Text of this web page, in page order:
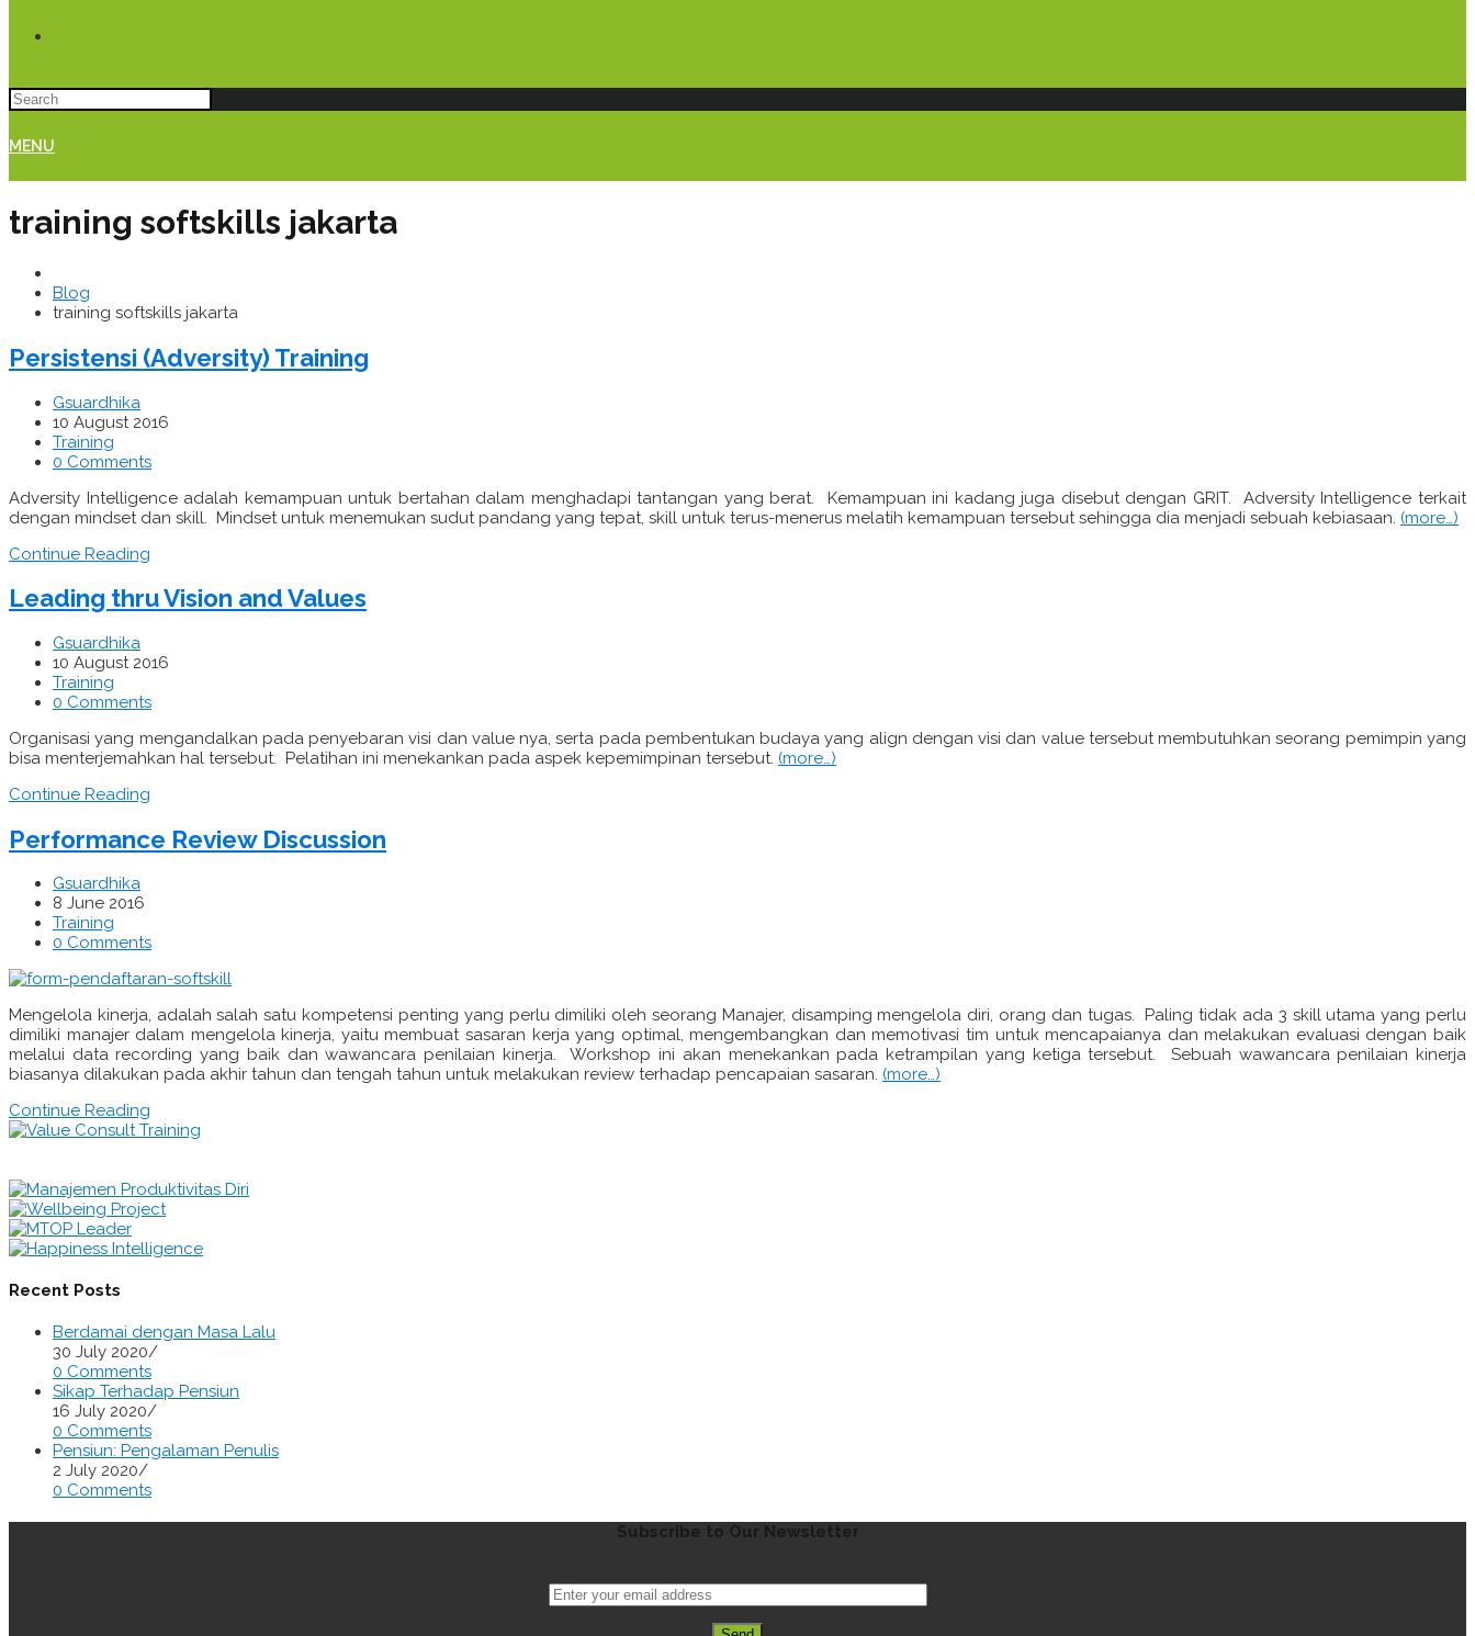
MENU
training softskills jakarta
Blog
training softskills jakarta
Persistensi (Adversity) Training
Gsuardhika
10 August 2016
Training
0 Comments
Adversity Intelligence adalah kemampuan untuk bertahan dalam menghadapi tantangan yang berat. Kemampuan ini kadang juga disebut dengan GRIT. Adversity Intelligence terkait
dengan mindset dan skill. Mindset untuk menemukan sudut pandang yang tepat, skill untuk terus-menerus melatih kemampuan tersebut sehingga dia menjadi sebuah kebiasaan. (more…)
Continue Reading
Leading thru Vision and Values
Gsuardhika
10 August 2016
Training
0 Comments
Organisasi yang mengandalkan pada penyebaran visi dan value nya, serta pada pembentukan budaya yang align dengan visi dan value tersebut membutuhkan seorang pemimpin yang
bisa menterjemahkan hal tersebut. Pelatihan ini menekankan pada aspek kepemimpinan tersebut. (more…)
Continue Reading
Performance Review Discussion
Gsuardhika
8 June 2016
Training
0 Comments
Mengelola kinerja, adalah salah satu kompetensi penting yang perlu dimiliki oleh seorang Manajer, disamping mengelola diri, orang dan tugas. Paling tidak ada 3 skill utama yang perlu
dimiliki manajer dalam mengelola kinerja, yaitu membuat sasaran kerja yang optimal, mengembangkan dan memotivasi tim untuk mencapaianya dan melakukan evaluasi dengan baik
melalui data recording yang baik dan wawancara penilaian kinerja. Workshop ini akan menekankan pada ketrampilan yang ketiga tersebut. Sebuah wawancara penilaian kinerja
biasanya dilakukan pada akhir tahun dan tengah tahun untuk melakukan review terhadap pencapaian sasaran. (more…)
Continue Reading
Recent Posts
Berdamai dengan Masa Lalu
30 July 2020/
0 Comments
Sikap Terhadap Pensiun
16 July 2020/
0 Comments
Pensiun: Pengalaman Penulis
2 July 2020/
0 Comments
Subscribe to Our Newsletter